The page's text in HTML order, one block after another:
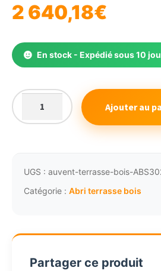
2 640,18€
En stock - Expédié sous 10
quantité
de
terrasse
bois
de
Ajouter au
UGS : auvent-terrasse-bois-
Catégorie : Abri terrasse bois
Partager ce produit